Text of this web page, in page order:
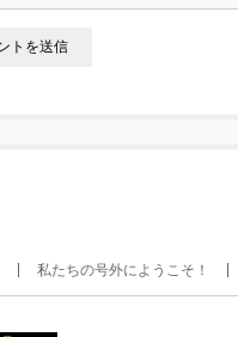
私たちの号外にようこそ！